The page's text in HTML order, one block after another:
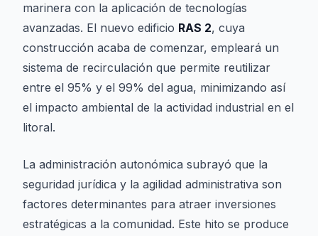
marinera con la aplicación de tecnologías
avanzadas. El nuevo edificio RAS 2, cuya
construcción acaba de comenzar, empleará un
sistema de recirculación que permite reutilizar
entre el 95% y el 99% del agua, minimizando así
el impacto ambiental de la actividad industrial en el
litoral.
La administración autonómica subrayó que la
seguridad jurídica y la agilidad administrativa son
factores determinantes para atraer inversiones
estratégicas a la comunidad. Este hito se produce